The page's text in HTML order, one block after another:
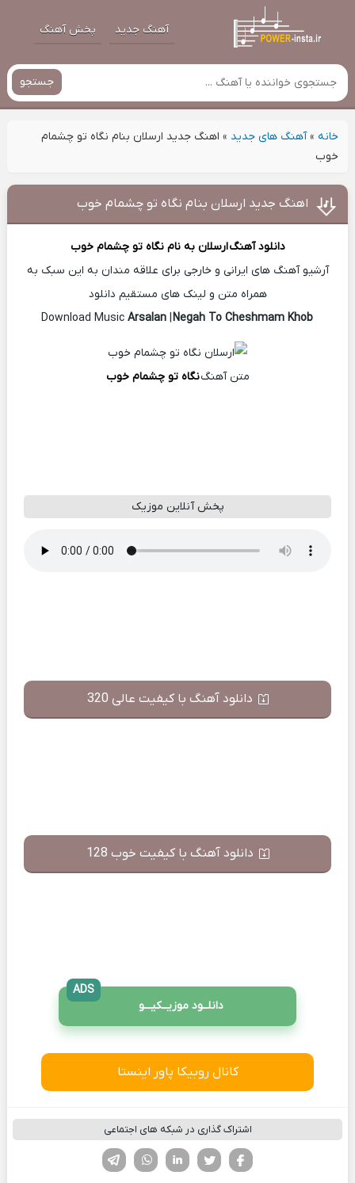
آهنگ جدید پخش آهنگ
جستجو
خانه»آهنگ های جدید » اهنگ جدید ارسلان بنام نگاه تو چشمام
خوب
اهنگ جدید ارسلان بنام نگاه تو چشمام خوب
دانلود آهنگارسلان به نام نگاه تو چشمام خوب
آرشیو آهنگ های ایرانی و خارجی برای علاقه مندان به این سبک به
همراه متن و لینک های مستقیم دانلود
Arsalan |Negah To Cheshmam Khob
متن آهنگنگاه تو چشمام خوب
پخش آنلاین موزیک
دانلود آهنگ با کیفیت عالی 320
دانلود آهنگ با کیفیت خوب 128
دانلــود موزیــکیـــو
ADS
کانال روبیکا پاور اینستا
اشتراک گذاری در شبکه های اجتماعی
لینکدین تویتر
فیسوک